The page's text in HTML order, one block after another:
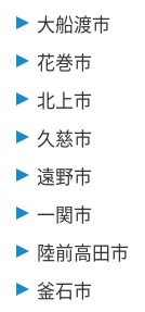
大船渡市
花巻市
北上市
久慈市
遠野市
一関市
陸前高田市
釜石市